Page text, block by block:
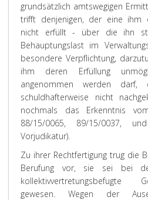
grundsätzlich amtswegigen
trifft denjenigen, der eine ihm
nicht erfüllt - über die ihn
Behauptungslast im
besondere Verpflichtung,
ihm deren Erfüllung
angenommen werden
schuldhafterweise nicht
nochmals das Erkenntnis
88/15/0065, 89/15/0037,
Vorjudikatur).
Zu ihrer Rechtfertigung trug die
Berufung vor, sie sei bei
kollektivvertretungsbefugte
gewesen. Wegen der